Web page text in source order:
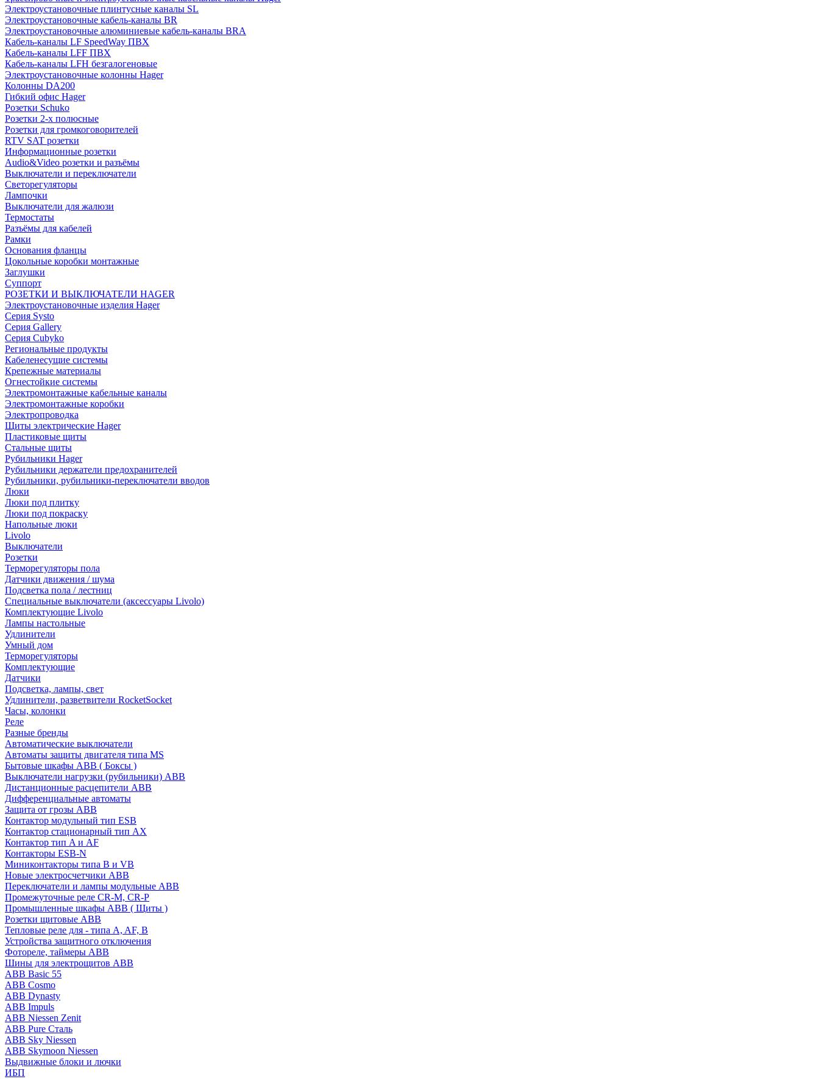
Электроустановочные плинтусные каналы SL
Электроустановочные кабель-каналы BR
Электроустановочные алюминиевые кабель-каналы BRA
Кабель-каналы LF SpeedWay ПВХ
Кабель-каналы LFF ПВХ
Кабель-каналы LFH безгалогеновые
Электроустановочные колонны Hager
Колонны DA200
Гибкий офис Hager
Розетки Schuko
Розетки 2-х полюсные
Розетки для громкоговорителей
RTV SAT розетки
Информационные розетки
Audio&Video розетки и разъёмы
Выключатели и переключатели
Светорегуляторы
Лампочки
Выключатели для жалюзи
Термостаты
Разъёмы для кабелей
Рамки
Основания фланцы
Цокольные коробки монтажные
Заглушки
Суппорт
РОЗЕТКИ И ВЫКЛЮЧАТЕЛИ HAGER
Электроустановочные изделия Hager
Серия Systo
Серия Gallery
Серия Cubyko
Региональные продукты
Кабеленесущие системы
Крепежные материалы
Огнестойкие системы
Электромонтажные кабельные каналы
Электромонтажные коробки
Электропроводка
Щиты электрические Hager
Пластиковые щиты
Стальные щиты
Рубильники Hager
Рубильники держатели предохранителей
Рубильники, рубильники-переключатели вводов
Люки
Люки под плитку
Люки под покраску
Напольные люки
Livolo
Выключатели
Розетки
Терморегуляторы пола
Датчики движения / шума
Подсветка пола / лестниц
Специальные выключатели (аксессуары Livolo)
Комплектующие Livolo
Лампы настольные
Удлинители
Умный дом
Терморегуляторы
Комплектующие
Датчики
Подсветка, лампы, свет
Удлинители, разветвители RocketSocket
Часы, колонки
Реле
Разные бренды
Автоматические выключатели
Автоматы защиты двигателя типа MS
Бытовые шкафы ABB ( Боксы )
Выключатели нагрузки (рубильники) ABB
Дистанционные расцепители ABB
Дифференциальные автоматы
Защита от грозы ABB
Контактор модульный тип ESB
Контактор стационарный тип AX
Контактор тип A и AF
Контакторы ESB-N
Миниконтакторы типа B и VB
Новые электросчетчики ABB
Переключатели и лампы модульные ABB
Промежуточные реле CR-M, CR-P
Промышленные шкафы ABB ( Щиты )
Розетки щитовые ABB
Тепловые реле для - типа A, AF, B
Устройства защитного отключения
Фотореле, таймеры ABB
Шины для электрощитов АВВ
ABB Basic 55
ABB Cosmo
ABB Dynasty
ABB Impuls
ABB Niessen Zenit
ABB Pure Сталь
ABB Sky Niessen
ABB Skymoon Niessen
Выдвижные блоки и лючки
ИБП